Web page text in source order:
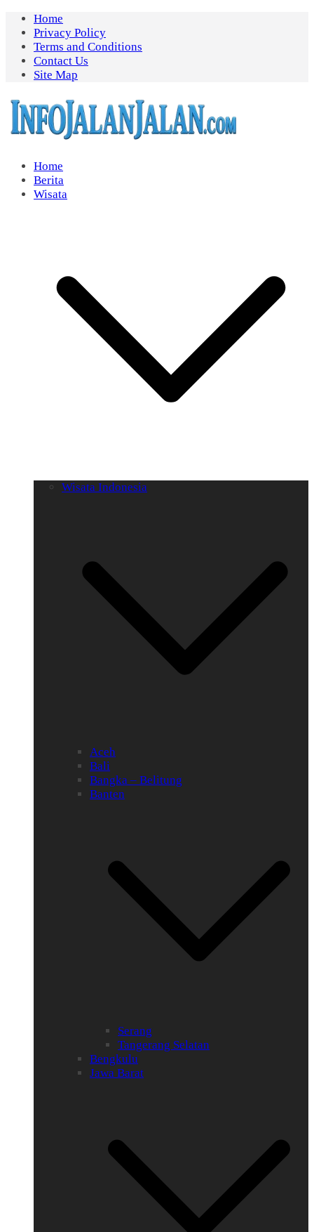
Skip
content
Home
Privacy Policy
Terms and Conditions
Contact Us
Site Map
Home
Berita
Wisata
Wisata Indonesia
Aceh
Bali
Bangka – Belitung
Banten
Serang
Tangerang Selatan
Bengkulu
Jawa Barat